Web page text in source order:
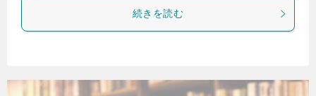
続きを読む